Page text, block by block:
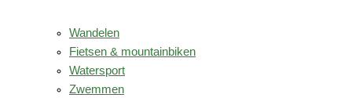
Wandelen
Fietsen & mountainbiken
Watersport
Zwemmen